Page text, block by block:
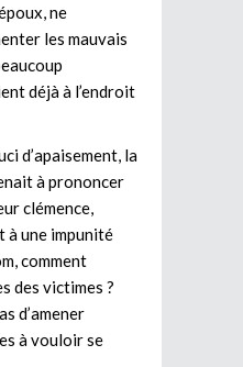
ne
les mauvais
déjà à l’endroit
d’apaisement, la
à prononcer
clémence,
à une impunité
comment
des victimes ?
d’amener
à vouloir se